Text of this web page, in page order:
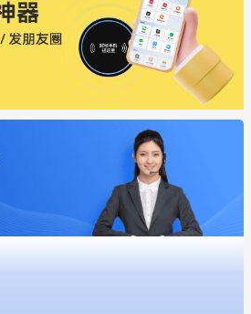
例推荐大家看一下